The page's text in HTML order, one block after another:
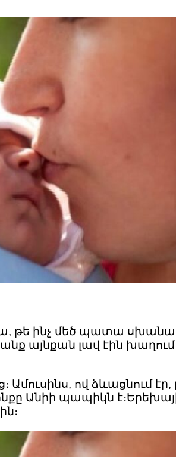
թե ինչ մեծ պատա
այնքան լավ էին
ով ձևացնում
Անիի պապիկն